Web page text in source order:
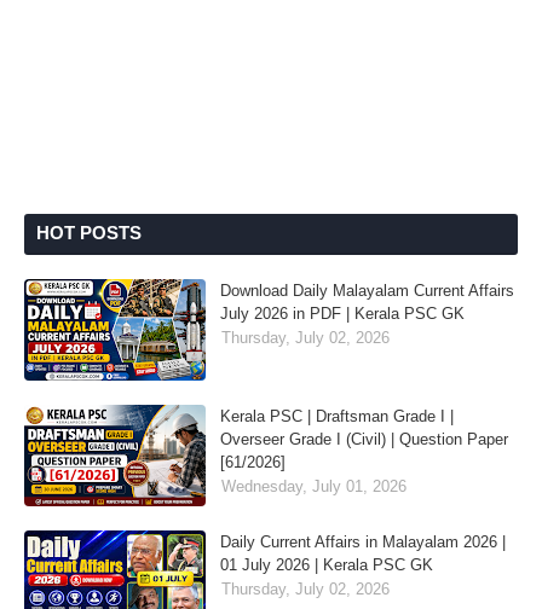
HOT POSTS
Download Daily Malayalam Current Affairs
July 2026 in PDF | Kerala PSC GK
Thursday, July 02, 2026
Kerala PSC | Draftsman Grade I |
Overseer Grade I (Civil) | Question Paper
[61/2026]
Wednesday, July 01, 2026
Daily Current Affairs in Malayalam 2026 |
01 July 2026 | Kerala PSC GK
Thursday, July 02, 2026